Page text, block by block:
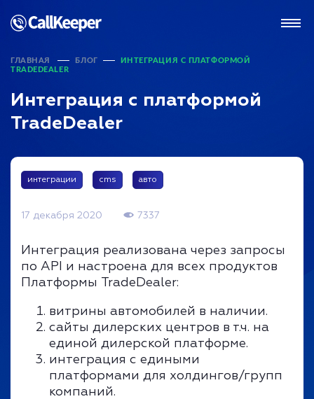
ГЛАВНАЯ БЛОГ
ИНТЕГРАЦИЯ С ПЛАТФОРМОЙ
TRADEDEALER
Интеграция с платформой
TradeDealer
интеграции cms авто
17 декабря 2020 7337
Интеграция реализована через запросы
по API и настроена для всех продуктов
Платформы TradeDealer:
витрины автомобилей в наличии.
сайты дилерских центров в т.ч. на
единой дилерской платформе.
интеграция с едиными
платформами для холдингов/групп
компаний.